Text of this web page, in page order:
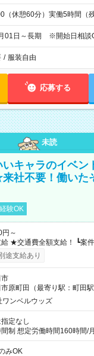
（休憩60分）実働5時間（
01日～長期 ※開始日相
/ 服装自由
応募する
未読
キャラのイベン
社不要！働いた
験OK
円～
り ★日払
定あり） ┗働いたその日に
日払い分を引き落とせます！ 【試用
途支給あり
原町田（最寄り駅：町田駅
ワンベルウッズ
定なし
定労働時間160時間/月 【シフト例】 ・8：00
みOK